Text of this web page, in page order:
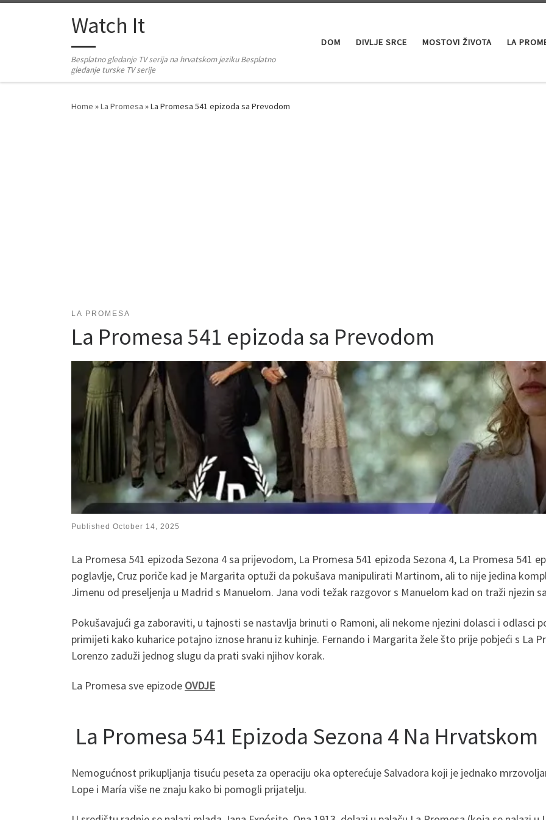
Skip to contentWatch It
Besplatno gledanje TV serija na hrvatskom jeziku Besplatno
gledanje turske TV serije
DOM DIVLJE SRCE MOSTOVI ŽIVOTA LA
Home »La Promesa »La Promesa 541 epizoda sa Prevodom
LA PROMESA
La Promesa 541 epizoda sa Prevodom
Published October 14, 2025
La Promesa 541 epizoda Sezona 4 sa prijevodom, La Promesa 541 epizoda Sezona 4, La Promesa 541
poglavlje, Cruz poriče kad je Margarita optuži da pokušava manipulirati Martinom, ali to nije jedina
Jimenu od preseljenja u Madrid s Manuelom. Jana vodi težak razgovor s Manuelom kad on traži njezin
Pokušavajući ga zaboraviti, u tajnosti se nastavlja brinuti o Ramoni, ali nekome njezini dolasci i odlasci
primijeti kako kuharice potajno iznose hranu iz kuhinje. Fernando i Margarita žele što prije pobjeći s La
Lorenzo zaduži jednog slugu da prati svaki njihov korak.
La Promesa sve epizode OVDJE
La Promesa 541 Epizoda Sezona 4 Na Hrvatskom
Nemogućnost prikupljanja tisuću peseta za operaciju oka opterećuje Salvadora koji je jednako
Lope i María više ne znaju kako bi pomogli prijatelju.